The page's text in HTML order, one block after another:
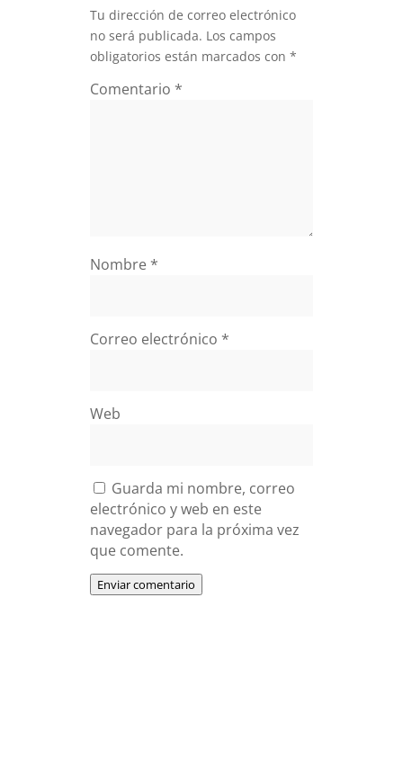
Tu dirección de correo electrónico
no será publicada. Los campos
obligatorios están marcados con *
Comentario *
Nombre *
Correo electrónico *
Web
Guarda mi nombre, correo
electrónico y web en este
navegador para la próxima vez
que comente.
Enviar comentario